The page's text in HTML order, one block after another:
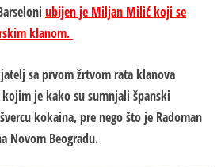
ubijen je Miljan Milić koji se
klanom.
sa prvom žrtvom rata klanova
je kako su sumnjali španski
kokaina, pre nego što je Radoman
Novom Beogradu.